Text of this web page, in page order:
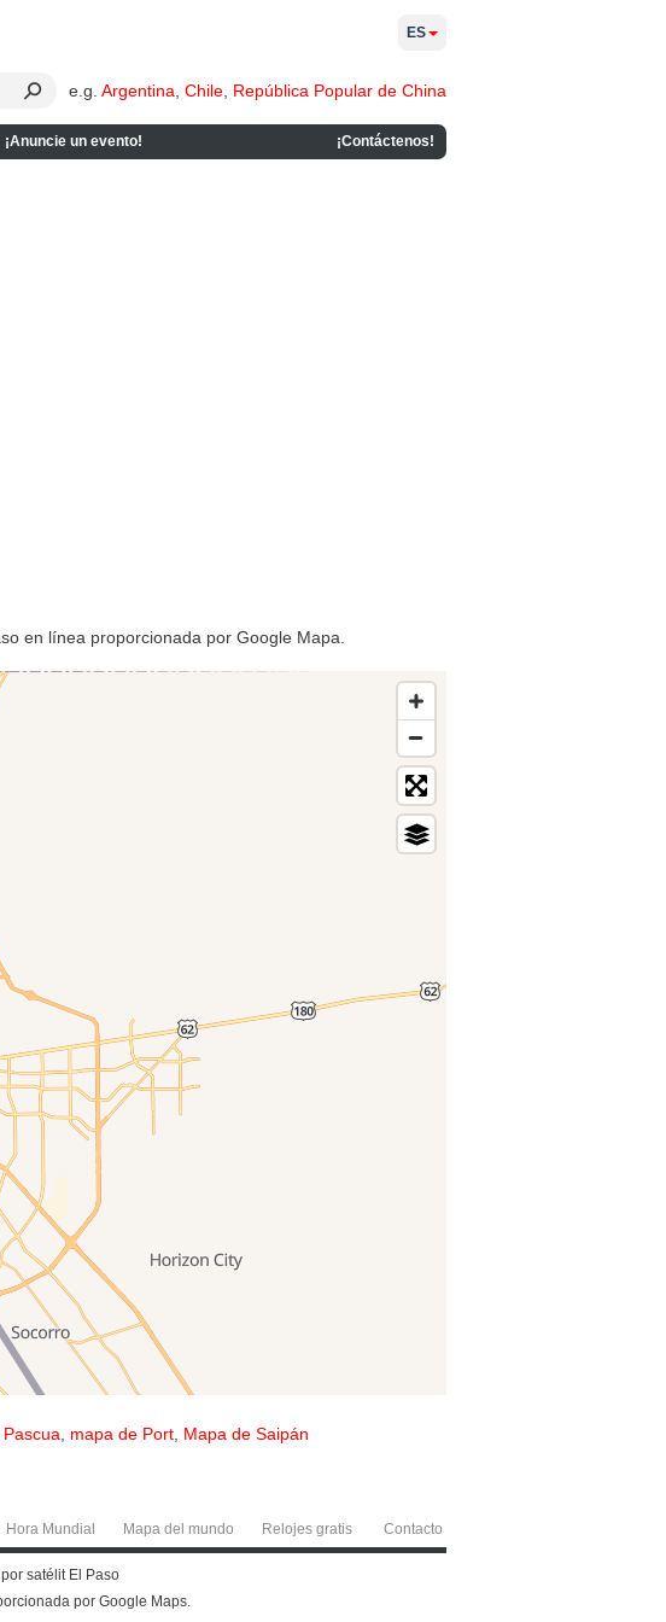
e.g. Argentina Chile República Popular de China
¡Anuncie un evento! ¡Contáctenos!
ES
en línea proporcionada por Google Mapa.
mapa de Port Mapa de Saipán
Hora Mundial Mapa del mundo Relojes gratis Contacto
satélit El Paso
por Google Maps.